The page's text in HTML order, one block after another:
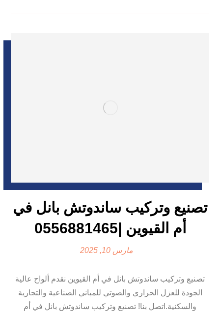
تصنيع وتركيب ساندوتش بانل في
أم القيوين |0556881465
مارس 10, 2025
تصنيع وتركيب ساندوتش بانل في أم القيوين نقدم ألواح عالية
الجودة للعزل الحراري والصوتي للمباني الصناعية والتجارية
والسكنية.اتصل بنا! تصنيع وتركيب ساندوتش بانل في أم